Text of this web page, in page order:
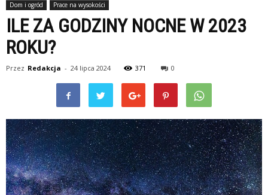
Dom i ogród Prace na wysokości
ILE ZA GODZINY NOCNE W 2023
ROKU?
Przez Redakcja - 24 lipca 2024 371 0